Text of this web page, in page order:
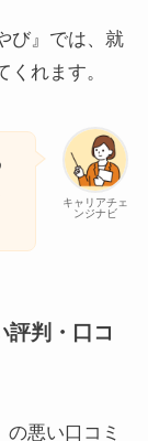
び』では、就
れます。
キャリアチェ
ンジナビ
評判・口コ
悪い口コミ